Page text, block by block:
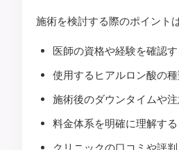
施術を検討する際のポイント
医師の資格や経験を確認す
使用するヒアルロン酸の
施術後のダウンタイムや
料金体系を明確に理解する